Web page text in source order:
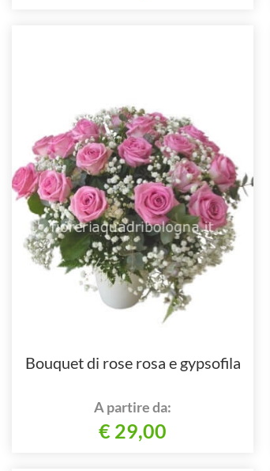
Bouquet di rose rosa e gypsofila
A partire da:
€ 29,00